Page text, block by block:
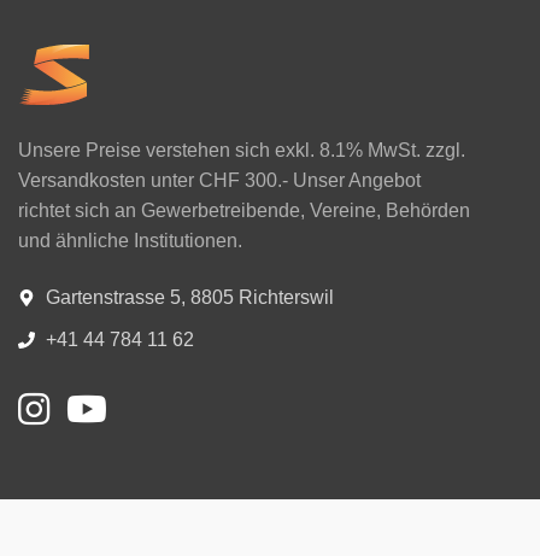
Unsere Preise verstehen sich exkl. 8.1% MwSt. zzgl.
Versandkosten unter CHF 300.- Unser Angebot
richtet sich an Gewerbetreibende, Vereine, Behörden
und ähnliche Institutionen.
Gartenstrasse 5, 8805 Richterswil
+41 44 784 11 62